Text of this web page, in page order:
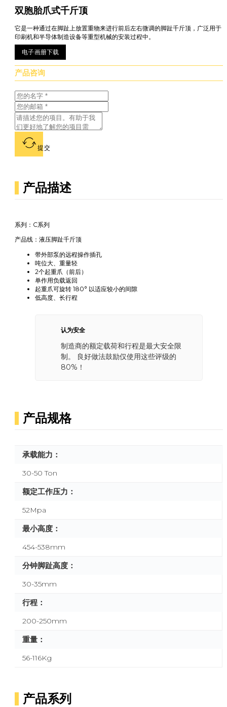
双胞胎爪式千斤顶
它是一种通过在脚趾上放置重物来进行前后左右微调的脚趾千斤顶，广泛用于
印刷机和半导体制造设备等重型机械的安装过程中。
电子画册下载
产品咨询
提交
产品描述
系列：C系列
产品线：液压脚趾千斤顶
带外部泵的远程操作插孔
吨位大、重量轻
2个起重爪（前后）
单作用负载返回
起重爪可旋转 180° 以适应较小的间隙
低高度、长行程
认为安全
制造商的额定载荷和行程是最大安全限
制。 良好做法鼓励仅使用这些评级的
80%！
产品规格
承载能力：
30-50 Ton
额定工作压力：
52Mpa
最小高度：
454-538mm
分钟脚趾高度：
30-35mm
行程：
200-250mm
重量：
56-116Kg
产品系列